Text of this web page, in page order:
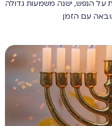
הנפש, ישנה משמעות גדולה
עם הזמן